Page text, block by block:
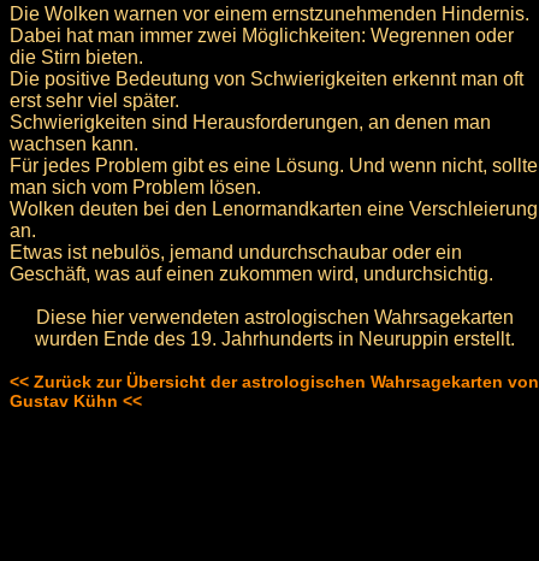
Die Wolken warnen vor einem ernstzunehmenden Hindernis.
Dabei hat man immer zwei Möglichkeiten: Wegrennen oder
die Stirn bieten.
Die positive Bedeutung von Schwierigkeiten erkennt man oft
erst sehr viel später.
Schwierigkeiten sind Herausforderungen, an denen man
wachsen kann.
Für jedes Problem gibt es eine Lösung. Und wenn nicht, sollte
man sich vom Problem lösen.
Wolken deuten bei den Lenormandkarten eine Verschleierung
an.
Etwas ist nebulös, jemand undurchschaubar oder ein
Geschäft, was auf einen zukommen wird, undurchsichtig.
Diese hier verwendeten astrologischen Wahrsagekarten
wurden Ende des 19. Jahrhunderts in Neuruppin erstellt.
<< Zurück zur Übersicht der astrologischen Wahrsagekarten von
Gustav Kühn <<